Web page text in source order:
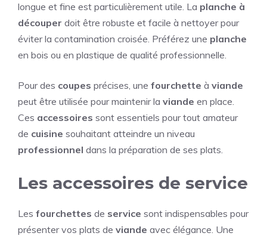
longue et fine est particulièrement utile. La planche à
découper doit être robuste et facile à nettoyer pour
éviter la contamination croisée. Préférez une planche
en bois ou en plastique de qualité professionnelle.
Pour des coupes précises, une fourchette à viande
peut être utilisée pour maintenir la viande en place.
Ces accessoires sont essentiels pour tout amateur
de cuisine souhaitant atteindre un niveau
professionnel dans la préparation de ses plats.
Les accessoires de service
Les fourchettes de service sont indispensables pour
présenter vos plats de viande avec élégance. Une